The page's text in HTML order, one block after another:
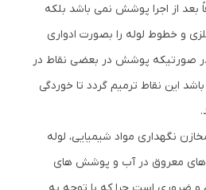
بعد از اجرا پوشش نمی باشد بلکه
و خطوط لوله را بصورت ادواری
صورتیکه پوشش در بعضی نقاط در
این نقاط ترمیم گردد تا خوردگی
نگهداری مواد شیمیایی، لوله
های معروق در آب و پوشش های